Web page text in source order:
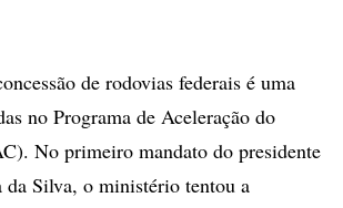
de rodovias federais é uma
no Programa de Aceleração do
No primeiro mandato do presidente
Silva, o ministério tentou a